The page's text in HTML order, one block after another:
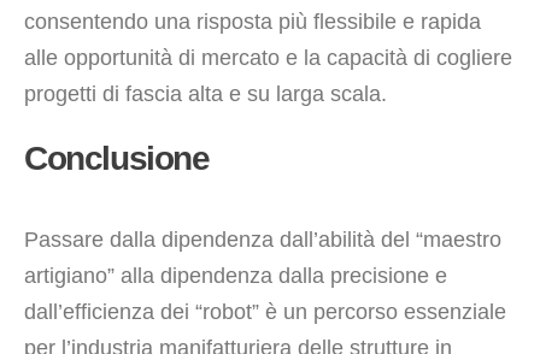
consentendo una risposta più flessibile e rapida
alle opportunità di mercato e la capacità di cogliere
progetti di fascia alta e su larga scala.
Conclusione
Passare dalla dipendenza dall’abilità del “maestro
artigiano” alla dipendenza dalla precisione e
dall’efficienza dei “robot” è un percorso essenziale
per l’industria manifatturiera delle strutture in